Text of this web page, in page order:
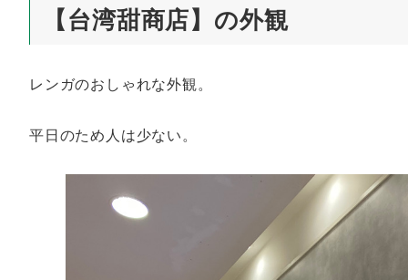
【台湾甜商店】の外観
レンガのおしゃれな外観。
平日のため人は少ない。